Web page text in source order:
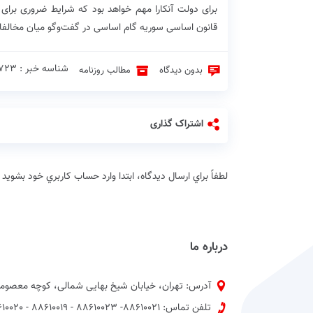
برای دولت آنکارا مهم خواهد بود که شرایط ضروری
قانون اساسی سوریه گام اساسی در گفت‌وگو میان
بدون دیدگاه مطالب روزنامه شناسه خبر : 2723 ♦
اشتراک گذاری
لطفاً براي ارسال دیدگاه، ابتدا وارد حساب كاربري خود بشويد
درباره ما
آدرس: تهران، خیابان شیخ بهایی شمالی، کوچه
تلفن تماس: 88610021- 88610023 - 88610019 - 88610020 پیش شماره 021